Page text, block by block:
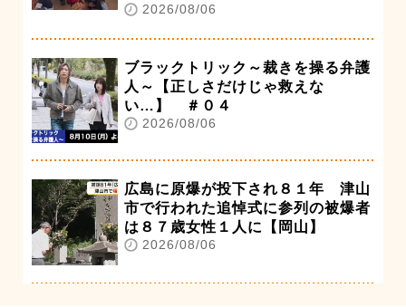
2026/08/06
ブラックトリック～裁きを操る弁護
人～【正しさだけじゃ救えな
い…】 ＃０４
2026/08/06
広島に原爆が投下され８１年 津山
市で行われた追悼式に参列の被爆者
は８７歳女性１人に【岡山】
2026/08/06